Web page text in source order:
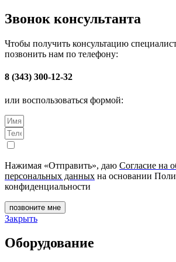
Звонок консультанта
Чтобы получить консультацию
позвонить нам по телефону:
8 (343) 300-12-32
или воспользоваться формой:
Нажимая «Отправить», даю Согласие на
персональных данных на основании
конфиденциальности
позвоните мне
Закрыть
Оборудование